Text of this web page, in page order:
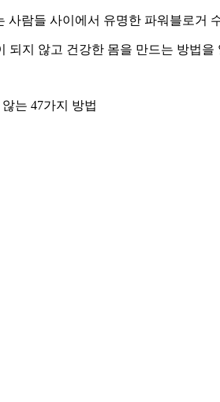
사람들 사이에서 유명한 파워블로거
되지 않고 건강한 몸을 만드는 방법을
는 47가지 방법